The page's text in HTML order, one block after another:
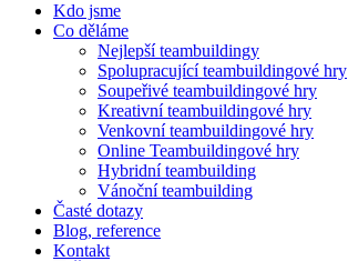
Kdo jsme
Co děláme
Nejlepší teambuildingy
Spolupracující teambuildingové hry
Soupeřivé teambuildingové hry
Kreativní teambuildingové hry
Venkovní teambuildingové hry
Online Teambuildingové hry
Hybridní teambuilding
Vánoční teambuilding
Časté dotazy
Blog, reference
Kontakt